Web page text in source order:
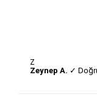
Z
Zeynep A. ✓